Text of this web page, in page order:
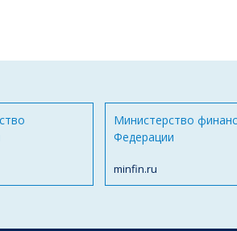
Министерство
Федерации
minfin.ru